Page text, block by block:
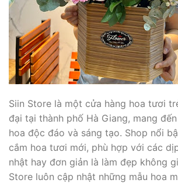
Siin Store là một cửa hàng hoa tươi
đại tại thành phố Hà Giang, mang
hoa độc đáo và sáng tạo. Shop nổi
cắm hoa tươi mới, phù hợp với các
nhật hay đơn giản là làm đẹp không
Store luôn cập nhật những mẫu hoa